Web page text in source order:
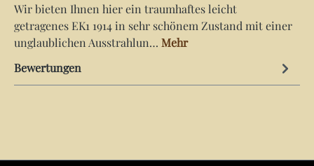
Wir bieten Ihnen hier ein traumhaftes leicht
getragenes EK1 1914 in sehr schönem Zustand mit einer
unglaublichen Ausstrahlun… Mehr
Bewertungen